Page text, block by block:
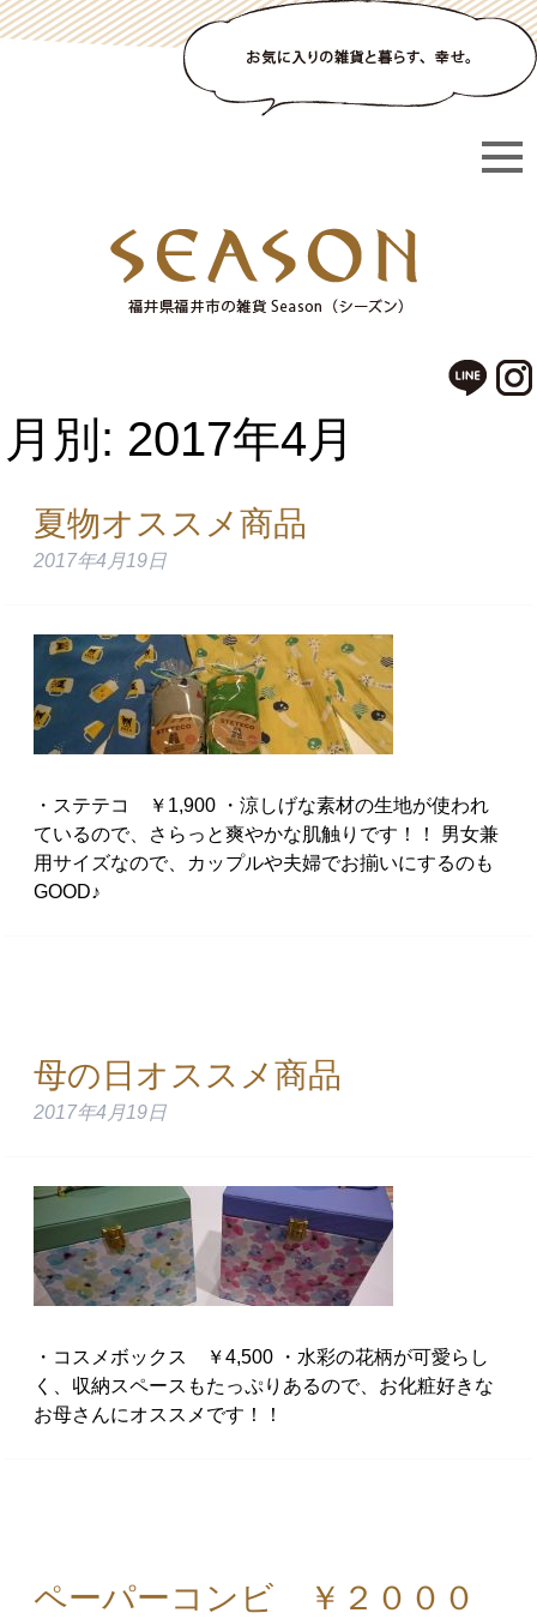
月別: 2017年4月
夏物オススメ商品
2017年4月19日
・ステテコ ￥1,900 ・涼しげな素材の生地が使われ
ているので、さらっと爽やかな肌触りです！！ 男女兼
用サイズなので、カップルや夫婦でお揃いにするのも
GOOD♪
母の日オススメ商品
2017年4月19日
・コスメボックス ￥4,500 ・水彩の花柄が可愛らし
く、収納スペースもたっぷりあるので、お化粧好きな
お母さんにオススメです！！
ペーパーコンビ ￥２０００